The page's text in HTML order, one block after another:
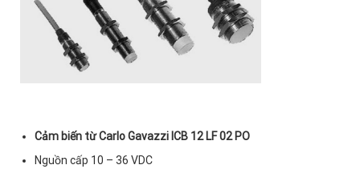
Cảm biến từ Carlo Gavazzi ICB 12 LF 02 PO
Nguồn cấp 10 – 36 VDC